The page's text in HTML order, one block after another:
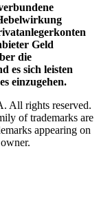
Geld
die
es sich leisten
einzugehen.
All rights reserved.
of trademarks are
appearing on